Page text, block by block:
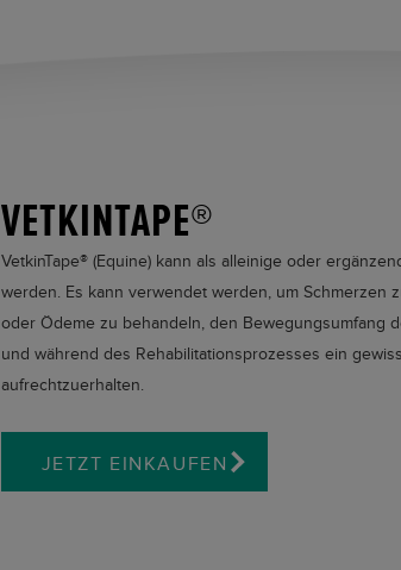
VETKINTAPE®
VetkinTape® (Equine) kann als alleinige oder
werden. Es kann verwendet werden, um
oder Ödeme zu behandeln, den Bewegungsumfang
und während des Rehabilitationsprozesses ein
aufrechtzuerhalten.
JETZT EINKAUFEN